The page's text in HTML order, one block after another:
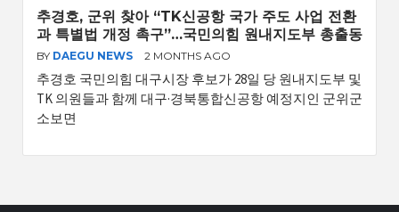
추경호, 군위 찾아 “TK신공항 국가 주도 사업 전환
과 특별법 개정 촉구”…국민의힘 원내지도부 총출동
BY DAEGU NEWS 2 MONTHS AGO
추경호 국민의힘 대구시장 후보가 28일 당 원내지도부 및
TK 의원들과 함께 대구·경북통합신공항 예정지인 군위군
소보면